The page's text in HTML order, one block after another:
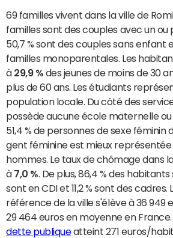
69 familles vivent dans la ville de
familles sont des couples avec un ou
50,7 % sont des couples sans enfant
familles monoparentales. Les
à 29,9 % des jeunes de moins de 30
plus de 60 ans. Les étudiants
population locale. Du côté des
possède aucune école maternelle
51,4 % de personnes de sexe féminin
gent féminine est mieux représentée
hommes. Le taux de chômage dans
à 7,0 %. De plus, 86,4 % des
sont en CDI et 11,2 % sont des
référence de la ville s'élève à 36 949
29 464 euros en moyenne en France.
dette publiqueatteint 271 euros/